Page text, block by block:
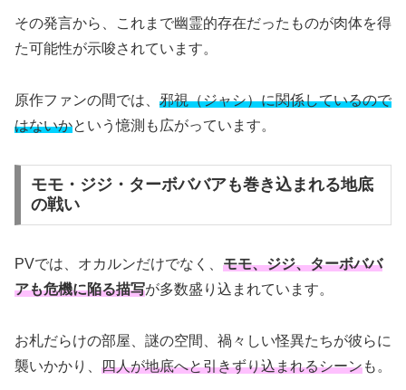
その発言から、これまで幽霊的存在だったものが肉体を得
た可能性が示唆されています。
原作ファンの間では、 邪視（ジャシ）に関係しているので
はないかという憶測も広がっています。
モモ・ジジ・ターボババアも巻き込まれる地底
の戦い
PVでは、オカルンだけでなく、 モモ、ジジ、ターボババ
アも危機に陥る描写が多数盛り込まれています。
お札だらけの部屋、謎の空間、禍々しい怪異たちが彼らに
襲いかかり、 四人が地底へと引きずり込まれるシーンも。